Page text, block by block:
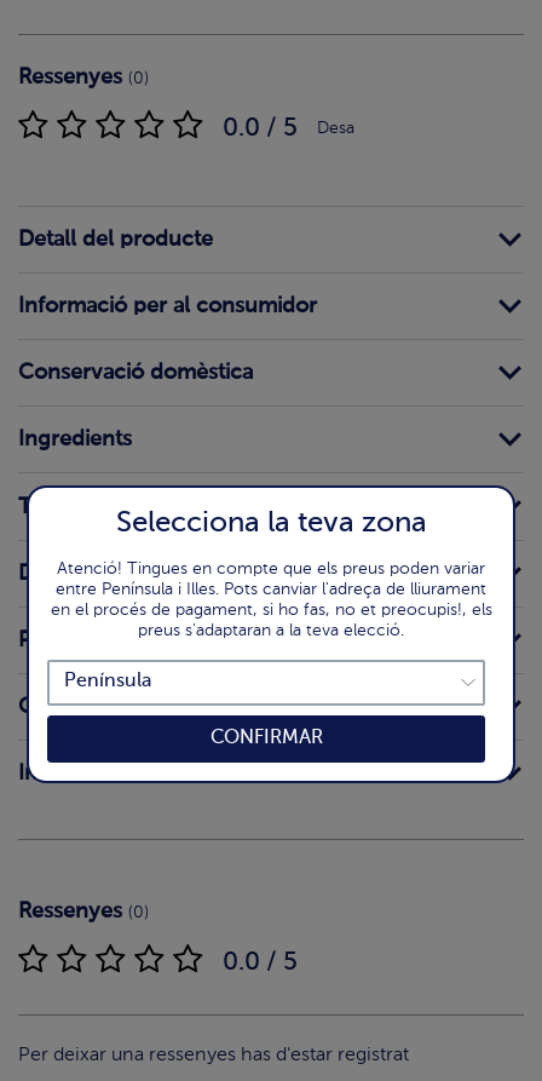
Ressenyes (0)
0.0 / 5 Desa
Detall del producte
Informació per al consumidor
Conservació domèstica
Ingredients
Traces
Declaració nutricional
Preparació
Origen
Intoleràncies
Ressenyes (0)
0.0 / 5
Per deixar una ressenyes has d'estar registrat
Selecciona la teva zona
Atenció! Tingues en compte que els preus poden variar
entre Península i Illes. Pots canviar l'adreça de lliurament
en el procés de pagament, si ho fas, no et preocupis!, els
preus s'adaptaran a la teva elecció.
CONFIRMAR